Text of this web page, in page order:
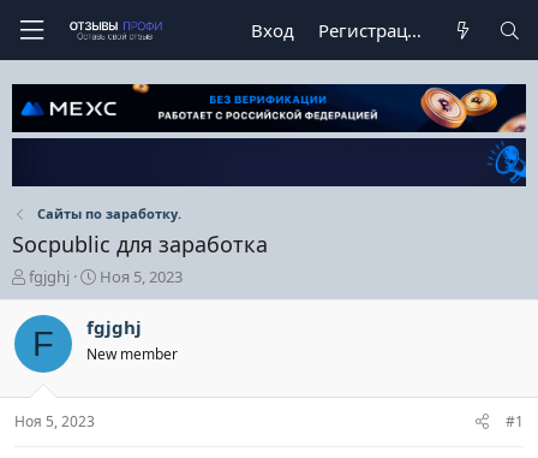
Вход Регистрация
Сайты по заработку.
Socpublic для заработка
А
в
т
р
е
м
fgjghj
Д
а
а
н
ч
Ноя 5, 2023
F fgjghj
New member
Ноя 5, 2023 #1